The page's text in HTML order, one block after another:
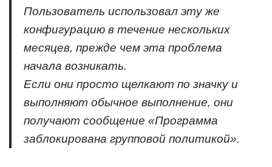
Пользователь использовал эту же
конфигурацию в течение нескольких
месяцев, прежде чем эта проблема
начала возникать.
Если они просто щелкают по значку и
выполняют обычное выполнение, они
получают сообщение «Программа
заблокирована групповой политикой».